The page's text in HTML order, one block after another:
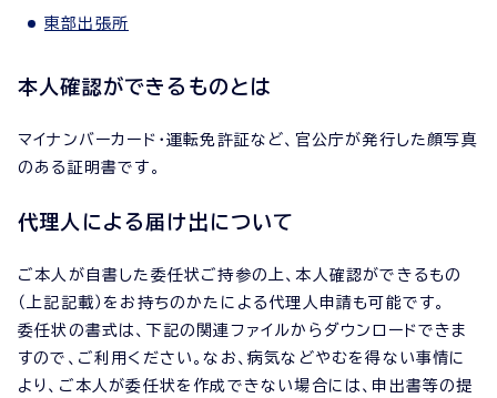
東部出張所
本人確認ができるものとは
マイナンバーカード・運転免許証など、官公庁が発行した顔写真
のある証明書です。
代理人による届け出について
ご本人が自書した委任状ご持参の上、本人確認ができるもの
（上記記載）をお持ちのかたによる代理人申請も可能です。
委任状の書式は、下記の関連ファイルからダウンロードできま
すので、ご利用ください。なお、病気などやむを得ない事情に
より、ご本人が委任状を作成できない場合には、申出書等の提